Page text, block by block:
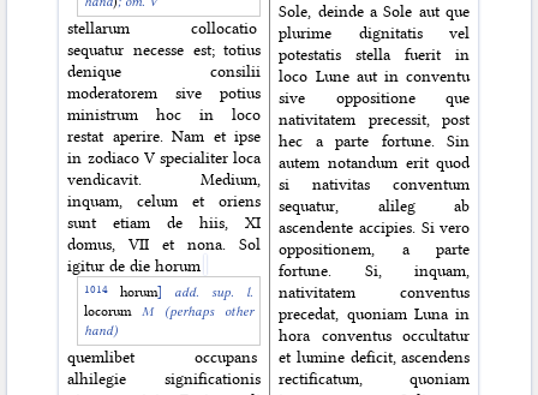
stellarum collocatio
sequatur necesse est; totius
denique consilii
moderatorem sive potius
ministrum hoc in loco
restat aperire. Nam et ipse
in zodiaco V specialiter loca
vendicavit. Medium,
inquam, celum et oriens
sunt etiam de hiis, XI
domus, VII et nona. Sol
igitur de die horum
horum]
add. sup. l.
locorum M (perhaps other
hand)
quemlibet occupans
alhilegie significationis
Sole, deinde a Sole aut que
plurime dignitatis vel
potestatis stella fuerit in
loco Lune aut in conventu
sive oppositione que
nativitatem precessit, post
hec a parte fortune. Sin
autem notandum erit quod
si nativitas conventum
sequatur, alileg ab
ascendente accipies. Si vero
oppositionem, a parte
fortune. Si, inquam,
nativitatem conventus
precedat, quoniam Luna in
hora conventus occultatur
et lumine deficit, ascendens
rectificatum, quoniam